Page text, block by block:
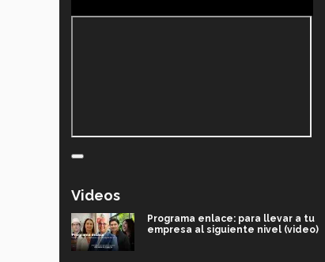
Videos
Programa enlace: para llevar a tu
empresa al siguiente nivel (video)